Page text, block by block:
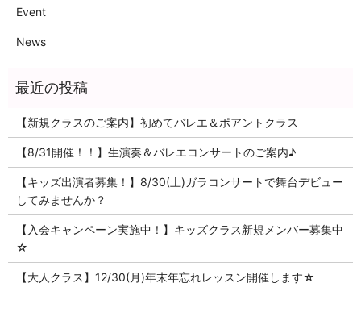
Event
News
【新規クラスのご案内】初めてバレエ＆ポアントクラス
【8/31開催！！】生演奏＆バレエコンサートのご案内♪
【キッズ出演者募集！】8/30(土)ガラコンサートで舞台デビュー
してみませんか？
【入会キャンペーン実施中！】キッズクラス新規メンバー募集中
☆
【大人クラス】12/30(月)年末年忘れレッスン開催します☆